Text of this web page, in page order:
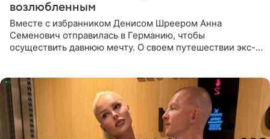
возлюбленным
Вместе с избранником Денисом Шреером Анна
Семенович отправилась в Германию, чтобы
осуществить давнюю мечту. О своем путешествии экс-